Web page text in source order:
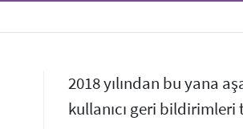
2018 yılından bu yana
kullanıcı geri bildirimleri